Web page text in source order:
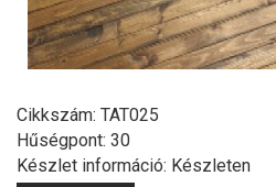
Cikkszám: TAT025
Hűségpont: 30
Készlet információ: Készleten